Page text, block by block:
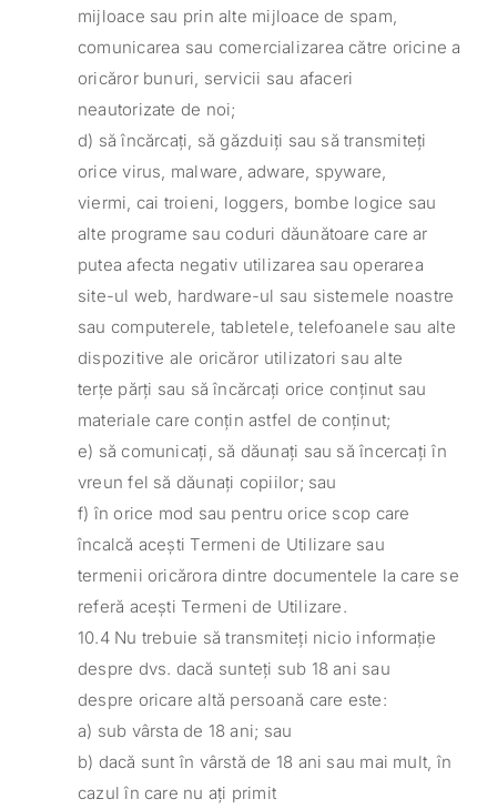
mijloace sau prin alte mijloace de spam,
comunicarea sau comercializarea către oricine a
oricăror bunuri, servicii sau afaceri
neautorizate de noi;
d) să încărcați, să găzduiți sau să transmiteți
orice virus, malware, adware, spyware,
viermi, cai troieni, loggers, bombe logice sau
alte programe sau coduri dăunătoare care ar
putea afecta negativ utilizarea sau operarea
site-ul web, hardware-ul sau sistemele noastre
sau computerele, tabletele, telefoanele sau alte
dispozitive ale oricăror utilizatori sau alte
terțe părți sau să încărcați orice conținut sau
materiale care conțin astfel de conținut;
e) să comunicați, să dăunați sau să încercați în
vreun fel să dăunați copiilor; sau
f) în orice mod sau pentru orice scop care
încalcă acești Termeni de Utilizare sau
termenii oricărora dintre documentele la care se
referă acești Termeni de Utilizare.
10.4 Nu trebuie să transmiteți nicio informație
despre dvs. dacă sunteți sub 18 ani sau
despre oricare altă persoană care este:
a) sub vârsta de 18 ani; sau
b) dacă sunt în vârstă de 18 ani sau mai mult, în
cazul în care nu ați primit